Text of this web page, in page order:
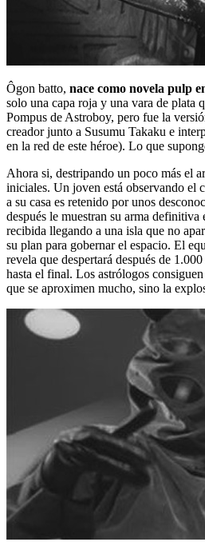
Ôgon batto, nace como novela pulp
solo una capa roja y una vara de plata
Pompus de Astroboy, pero fue la
creador junto a Susumu Takaku e
en la red de este héroe). Lo que
Ahora si, destripando un poco más el
iniciales. Un joven está observando el
a su casa es retenido por unos
después le muestran su arma
recibida llegando a una isla que no
su plan para gobernar el espacio. El
revela que despertará después de
hasta el final. Los astrólogos
que se aproximen mucho, sino la